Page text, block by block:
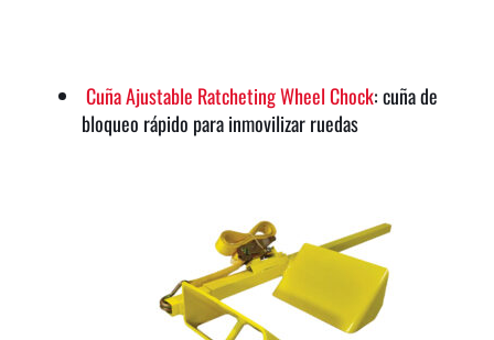
Cuña Ajustable Ratcheting Wheel Chock: cuña de
bloqueo rápido para inmovilizar ruedas